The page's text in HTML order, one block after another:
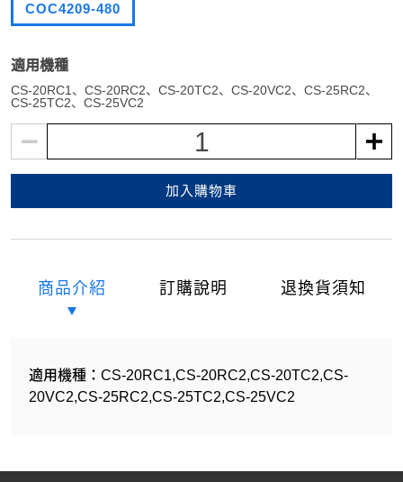
COC4209-480
適用機種
CS-20RC1 CS-20RC2 CS-20TC2 CS-20VC2
CS-25RC2
CS-25TC2
CS-25VC2
1
加入購物車
商品介紹 訂購說明 退換貨須知
適用機種：CS-20RC1,CS-20RC2,CS-20TC2,CS-
20VC2,CS-25RC2,CS-25TC2,CS-25VC2